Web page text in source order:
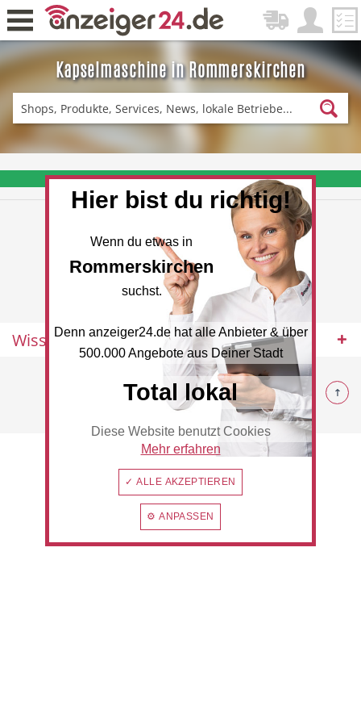
Kapselmaschine in Rommerskirchen
Zurück
Fitness & Sport
News
Restaurant Hotel
Beauty & Wellness Auto
Handwerk Sport & Freizeit
❤️ Aktuelle Angebote & Prospekte per Newsletter erhalten
Wissenswertes
© 2026 Rommerskirchen
Hier bist du richtig!
Wenn du etwas in
Rommerskirchen
suchst.
Denn anzeiger24.de hat alle Anbieter & über
500.000 Angebote aus Deiner Stadt
Total lokal
Diese Website benutzt Cookies
Mehr erfahren
✓ ALLE AKZEPTIEREN
⚙ ANPASSEN